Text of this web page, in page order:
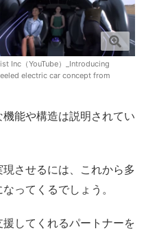
Inc（YouTube）_Introducing
electric car concept from
能や構造は説明されてい
させるには、これから多
ってくるでしょう。
してくれるパートナーを